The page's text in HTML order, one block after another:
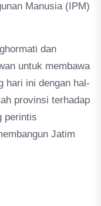
Manusia (IPM)
dan
untuk membawa
hari ini dengan hal-
provinsi terhadap
perintis
Jatim